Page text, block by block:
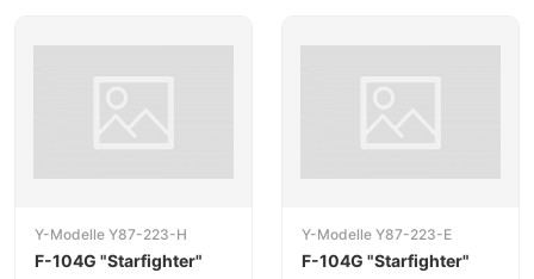
Y-Modelle Y87-223-H
F-104G "Starfighter"
Y-Modelle Y87-223-E
F-104G "Starfighter"